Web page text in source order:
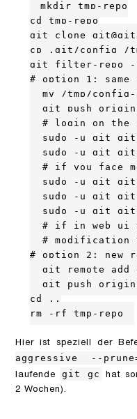
mkdir tmp-repo
cd tmp-repo
git clone
cp .git/config /
git filter-repo --
# option 1: same
mv /tmp/
git push
# login on the
sudo -u git git
sudo -u git git
# if you face
sudo -u git git
sudo -u git git
sudo -u git git
# if in web ui
# modification
# option 2: new
git remote add
git push
cd ..
rm -rf tmp-repo
Hier ist speziell der
aggressive --
laufende
git gc hat
2 Wochen).